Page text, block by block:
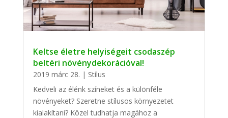
Keltse életre helyiségeit csodaszép
beltéri növénydekorációval!
2019 márc 28. | Stílus
Kedveli az élénk színeket és a különféle
növényeket? Szeretne stílusos környezetet
kialakítani? Közel tudhatja magához a